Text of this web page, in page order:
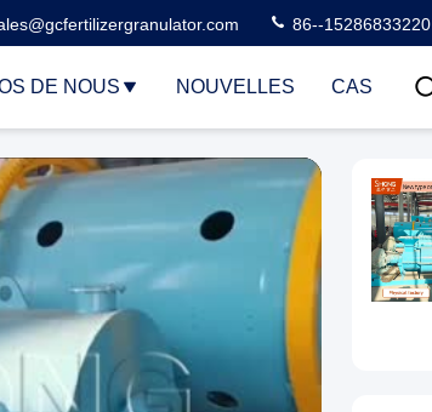
86--15286833220
DE NOUS NOUVELLES CAS